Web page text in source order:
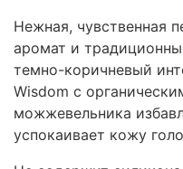
Нежная, чувственная
аромат и
темно-коричневый
Wisdom с
можжевельника
успокаивает кожу